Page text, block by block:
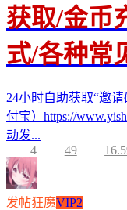
获取/金币
式/各种常
24小时自助获取“邀
付宝）https://
动发...
4
49
发帖狂魔VIP2